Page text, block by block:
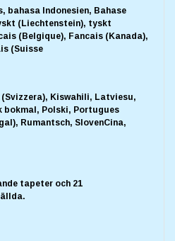
bahasa Indonesien, Bahase
(Liechtenstein), tyskt
(Belgique), Fancais (Kanada),
(Suisse
Kiswahili, Latviesu,
bokmal, Polski, Portugues
Rumantsch, SlovenCina,
tapeter och 21